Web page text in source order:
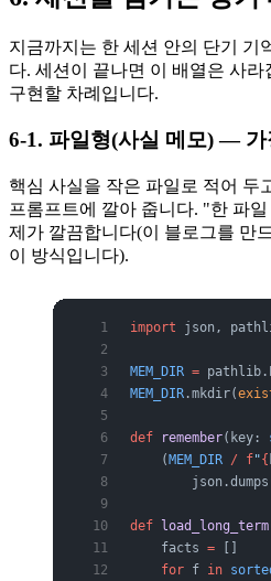
지금까지는 한 세션 안의 단기 기
다. 세션이 끝나면 이 배열은 사
구현할 차례입니다.
6-1. 파일형(사실 메모) — 가
핵심 사실을 작은 파일로 적어 두
프롬프트에 깔아 줍니다. "한 파
제가 깔끔합니다(이 블로그를 만
이 방식입니다).
import json,
MEM_DIR =
MEM_DIR .mkdir(
def remember(key:
    (
MEM_DIR / f"{
def load_long_term
    facts
=
    for
f in